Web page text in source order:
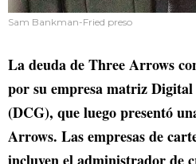
Sam Bankman-Fried preso
La deuda de Three Arrows
por su empresa matriz
(DCG), que luego presentó
Arrows. Las empresas de